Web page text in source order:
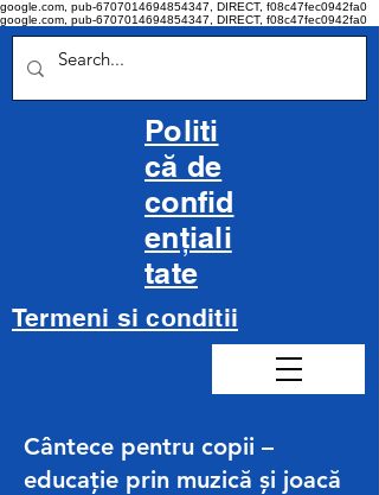
google.com, pub-6707014694854347, DIRECT, f08c47fec0942fa0
google.com, pub-6707014694854347, DIRECT, f08c47fec0942fa0
Politi
că de
confid
ențiali
tate
Termeni si conditii
Cântece pentru copii –
educație prin muzică și joacă